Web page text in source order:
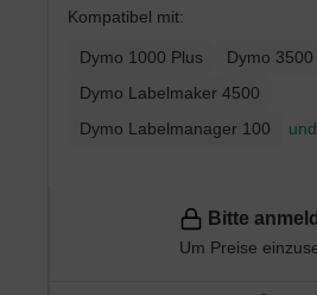
Kompatibel mit:
Dymo 1000 Plus Dymo 3500
Dymo Labelmaker 4500
Dymo Labelmanager 100
Bitte
Um Preise